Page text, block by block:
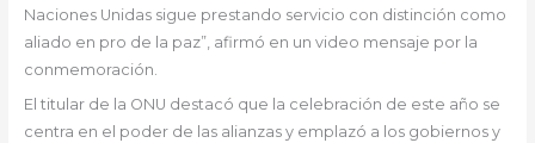
Naciones Unidas sigue prestando servicio con distinción como
aliado en pro de la paz”, afirmó en un video mensaje por la
conmemoración.
El titular de la ONU destacó que la celebración de este año se
centra en el poder de las alianzas y emplazó a los gobiernos y